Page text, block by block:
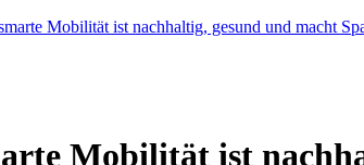
Mobilität ist nachhaltig, gesund und macht
Mobilität ist